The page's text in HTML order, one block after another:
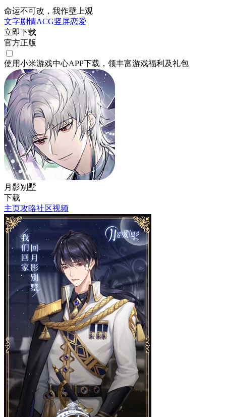
命运不可改，我作壁上观
文字剧情ACG竖屏恋爱
立即下载
官方正版
使用小米游戏中心APP下载 ，领丰富游戏福利 及礼包
月影别墅
下载
主页攻略社区视频